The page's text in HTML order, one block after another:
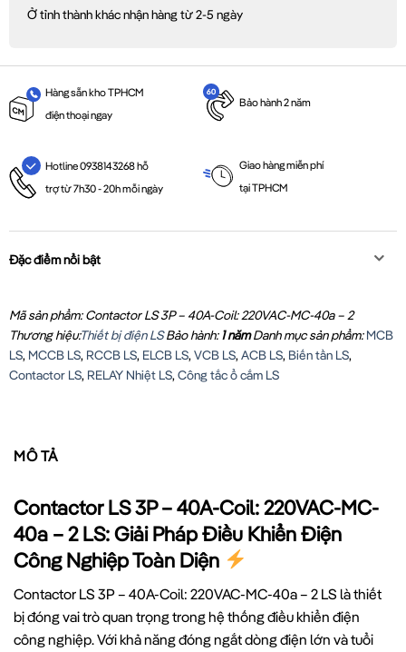
Ở tỉnh thành khác nhận hàng từ 2-5 ngày
Hàng sẵn kho TPHCM
điện thoại ngay
Bảo hành 2 năm
Hotline 0938143268 hỗ
trợ từ 7h30 - 20h mỗi ngày
Giao hàng miễn phí
tại TPHCM
Đặc điểm nổi bật
Mã sản phẩm: Contactor LS 3P – 40A-Coil: 220VAC-MC-40a – 2
Thương hiệu:Thiết bị điện LS Bảo hành:1 nămDanh mục sản phẩm:MCB
LS, MCCB LS, RCCB LS, ELCB LS,VCB LS,ACB LS, Biến tần LS,
Contactor LS, RELAY Nhiệt LS,Công tắc ổ cắm LS
MÔ TẢ
Contactor LS 3P – 40A-Coil: 220VAC-MC-
40a – 2 LS: Giải Pháp Điều Khiển Điện
Công Nghiệp Toàn Diện
Contactor LS 3P – 40A-Coil: 220VAC-MC-40a – 2 LS là thiết
bị đóng vai trò quan trọng trong hệ thống điều khiển điện
công nghiệp. Với khả năng đóng ngắt dòng điện lớn và tuổi